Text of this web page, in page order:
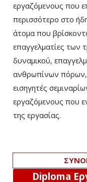
εργαζόμενους που
περισσότερο στο
άτομα που
επαγγελματίες των
δυναμικού,
ανθρωπίνων πόρων,
εισηγητές
εργαζόμενους που
της εργασίας.
Diploma